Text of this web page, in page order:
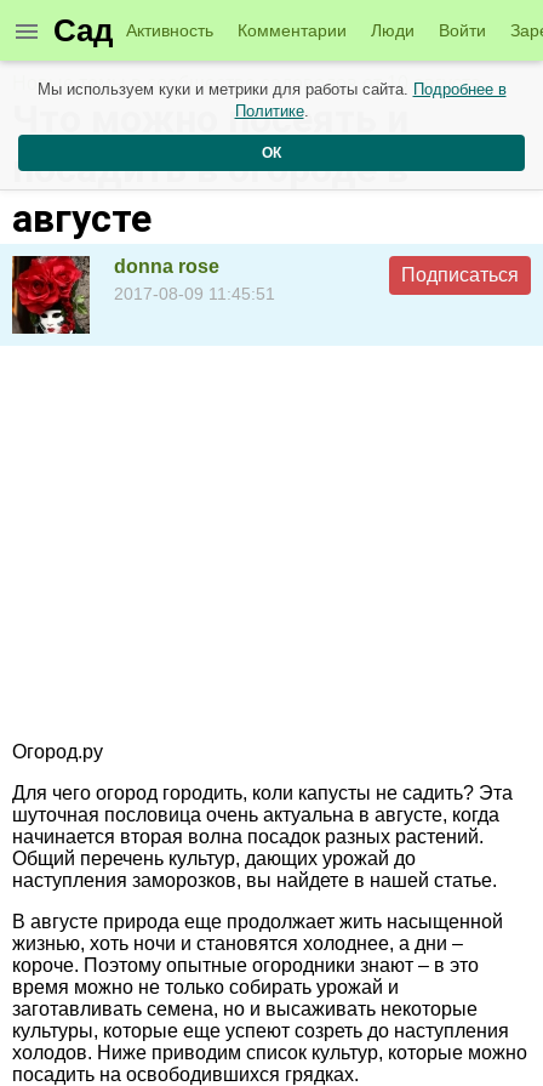
Сад Активность Комментарии Люди Войти
Новые темы в сообществе садоводов от 10 августа
Что можно посеять и
посадить в огороде в
августе
donna rose
2017-08-09 11:45:51
Подписаться
Огород.ру
Для чего огород городить, коли капусты не садить? Эта
шуточная пословица очень актуальна в августе, когда
начинается вторая волна посадок разных растений.
Общий перечень культур, дающих урожай до
наступления заморозков, вы найдете в нашей статье.
В августе природа еще продолжает жить насыщенной
жизнью, хоть ночи и становятся холоднее, а дни –
короче. Поэтому опытные огородники знают – в это
время можно не только собирать урожай и
заготавливать семена, но и высаживать некоторые
культуры, которые еще успеют созреть до наступления
холодов. Ниже приводим список культур, которые можно
посадить на освободившихся грядках.
Мы используем куки и метрики для работы сайта. Подробнее в
Политике.
ОК